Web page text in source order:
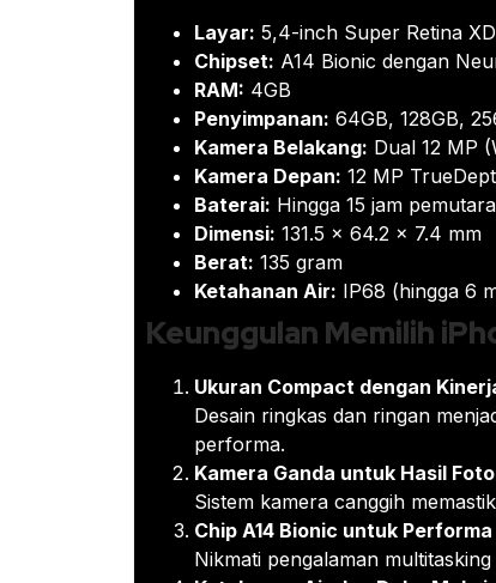
Layar: 5,4-inch Super Retina
Chipset: A14 Bionic dengan
RAM: 4GB
Penyimpanan: 64GB, 128GB,
Kamera Belakang: Dual 12 MP
Kamera Depan: 12 MP
Baterai: Hingga 15 jam
Dimensi: 131.5 x 64.2 x 7.4 mm
Berat: 135 gram
Ketahanan Air: IP68 (hingga 6
Keunggulan Memilih
Ukuran Compact dengan
Desain ringkas dan ringan
performa.
Kamera Ganda untuk Hasil
Sistem kamera canggih
Chip A14 Bionic untuk
Nikmati pengalaman